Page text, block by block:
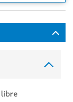
libre